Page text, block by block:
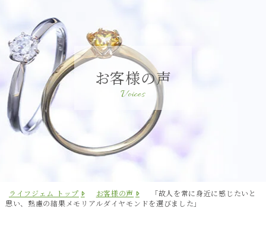
お客様の声
Voices
ライフジェム トップ お客様の声
「故人を常に身近に感じたいと
思い、熟慮の結果メモリアルダイヤモンドを選びました」